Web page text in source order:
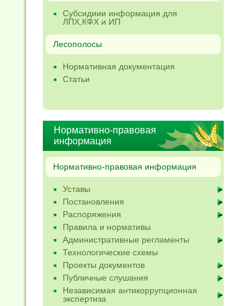
Субсидиии информация для
ЛПХ,КФХ и ИП
Лесополосы
Нормативная документация
Статьи
Нормативно-правовая
информация
Нормативно-правовая информация
Уставы
Постановления
Распоряжения
Правила и нормативы
Административные регламенты
Технологические схемы
Проекты документов
Публичные слушания
Независимая антикоррупционная
экспертиза